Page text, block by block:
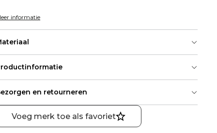
informatie
en retourneren
Voeg merk toe als favoriet